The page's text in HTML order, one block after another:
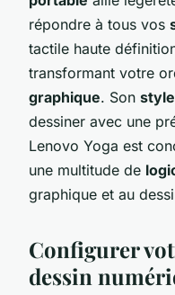
répondre à tous vos
tactile haute
transformant votre
graphique. Son
dessiner avec une
Lenovo Yoga est
une multitude de
graphique et au
Configurer
dessin